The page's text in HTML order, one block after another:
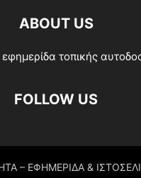
ABOUT US
τοπικής
FOLLOW US
– ΕΦΗΜΕΡΙΔΑ &